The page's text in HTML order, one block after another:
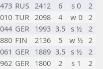
RUS 2412 6 s 0
2
TUR 2098 4 w 0
2
GER 1993 3,5 s ½
2
FIN 2136 5 w ½ 2
GER 1889 3,5 s ½
2
GER 1800 2 s 1
2